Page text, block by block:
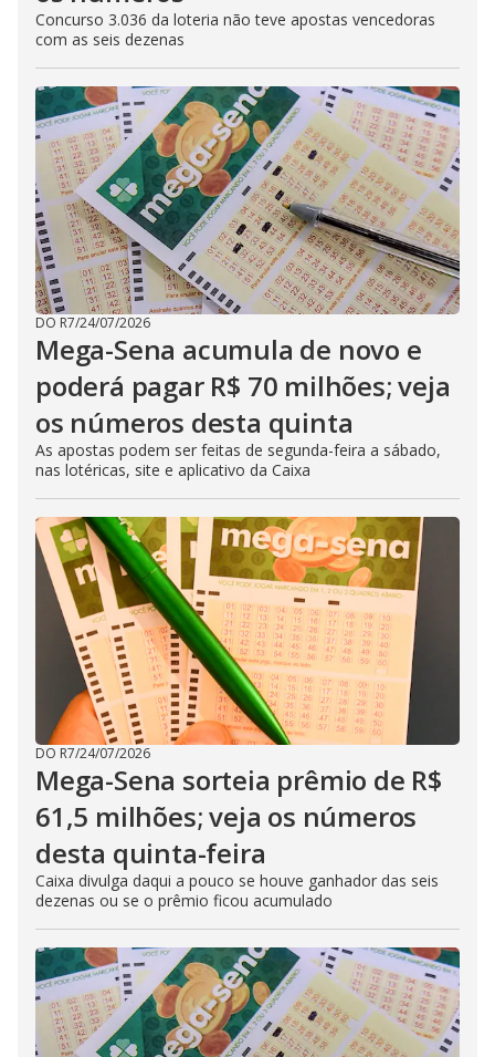
Concurso 3.036 da loteria não teve apostas vencedoras
com as seis dezenas
DO R7/24/07/2026
Mega-Sena acumula de novo e
poderá pagar R$ 70 milhões; veja
os números desta quinta
As apostas podem ser feitas de segunda-feira a sábado,
nas lotéricas, site e aplicativo da Caixa
DO R7/24/07/2026
Mega-Sena sorteia prêmio de R$
61,5 milhões; veja os números
desta quinta-feira
Caixa divulga daqui a pouco se houve ganhador das seis
dezenas ou se o prêmio ficou acumulado